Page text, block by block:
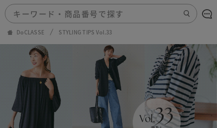
DoCLASSE STYLING TIPS Vol.33